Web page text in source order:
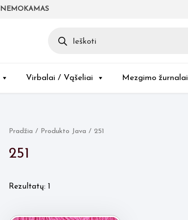
NEMOKAMAS
search
Virbalai / Vąšeliai Mezgimo žurnalai
Pradžia / Produkto Java / 251
251
Rezultatų: 1